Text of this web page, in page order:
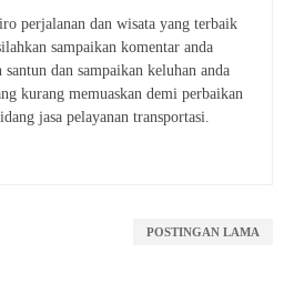
perjalanan dan wisata yang terbaik
sampaikan komentar anda
dan sampaikan keluhan anda
kurang memuaskan demi perbaikan
jasa pelayanan transportasi.
POSTINGAN LAMA